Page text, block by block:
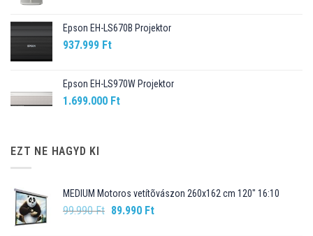
Epson EH-LS670B Projektor
937.999 Ft
Epson EH-LS970W Projektor
1.699.000 Ft
EZT NE HAGYD KI
MEDIUM Motoros vetítõvászon 260x162 cm 120" 16:10
99.990Ft Original
89.990 FtCurrent